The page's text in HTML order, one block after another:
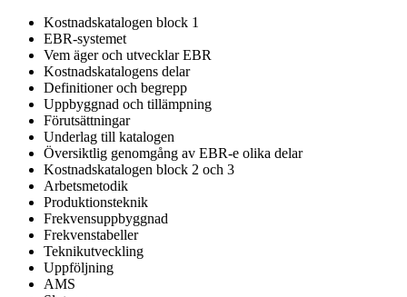
Kostnadskatalogen block 1
EBR-systemet
Vem äger och utvecklar EBR
Kostnadskatalogens delar
Definitioner och begrepp
Uppbyggnad och tillämpning
Förutsättningar
Underlag till katalogen
Översiktlig genomgång av EBR-e olika delar
Kostnadskatalogen block 2 och 3
Arbetsmetodik
Produktionsteknik
Frekvensuppbyggnad
Frekvenstabeller
Teknikutveckling
Uppföljning
AMS